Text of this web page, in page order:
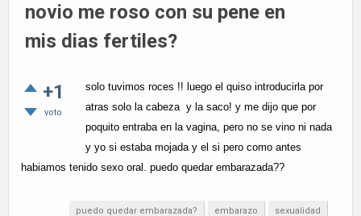
novio me roso con su pene en
mis dias fertiles?
+1
voto
solo tuvimos roces !! luego el quiso introducirla por
atras solo la cabeza y la saco! y me dijo que por
poquito entraba en la vagina, pero no se vino ni nada
y yo si estaba mojada y el si pero como antes
habiamos tenido sexo oral. puedo quedar embarazada??
puedo quedar embarazada? embarazo sexualidad